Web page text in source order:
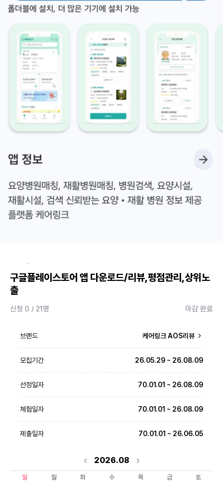
·
구글플레이스토어 앱 다운로드/리뷰,평점관리,상위노
출
신청 0 / 21명 마감 완료
브랜드 케어링크 AOS리뷰
모집기간 26.05.29 ~ 26.08.09
선정일자 70.01.01 ~ 26.08.09
체험일자 70.01.01 ~ 26.08.09
제출일자 70.01.01 ~ 26.06.05
2026.08
일 월 화 수 목 금
토